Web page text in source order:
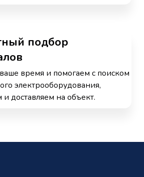
подбор
время и помогаем с поиском
электрооборудования,
доставляем на объект.